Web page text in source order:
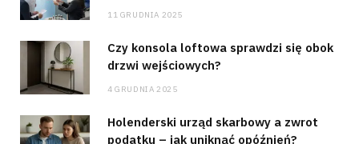
11 GRUDNIA 2025
Czy konsola loftowa sprawdzi się obok
drzwi wejściowych?
4 GRUDNIA 2025
Holenderski urząd skarbowy a zwrot
podatku – jak uniknąć opóźnień?